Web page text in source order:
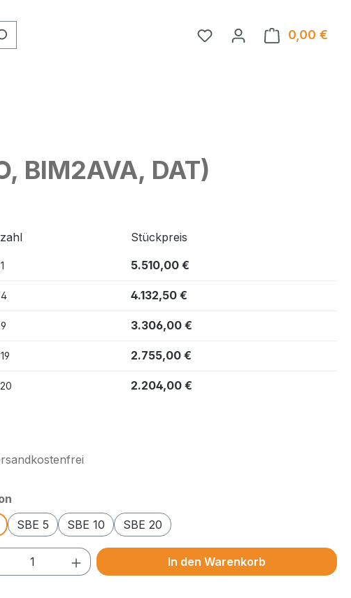
Du hast 0 Produkte auf
0,00 €
BIM2AVA, DAT)
Stückpreis
1 5.510,00 €
4 4.132,50 €
9 3.306,00 €
19 2.755,00 €
20 2.204,00 €
SBE 5 SBE 10 SBE 20
Anzahl: Gib den gewünschten Wert
In den Warenkorb